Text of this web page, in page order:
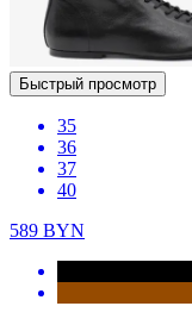
Быстрый просмотр
35
36
37
40
589 BYN